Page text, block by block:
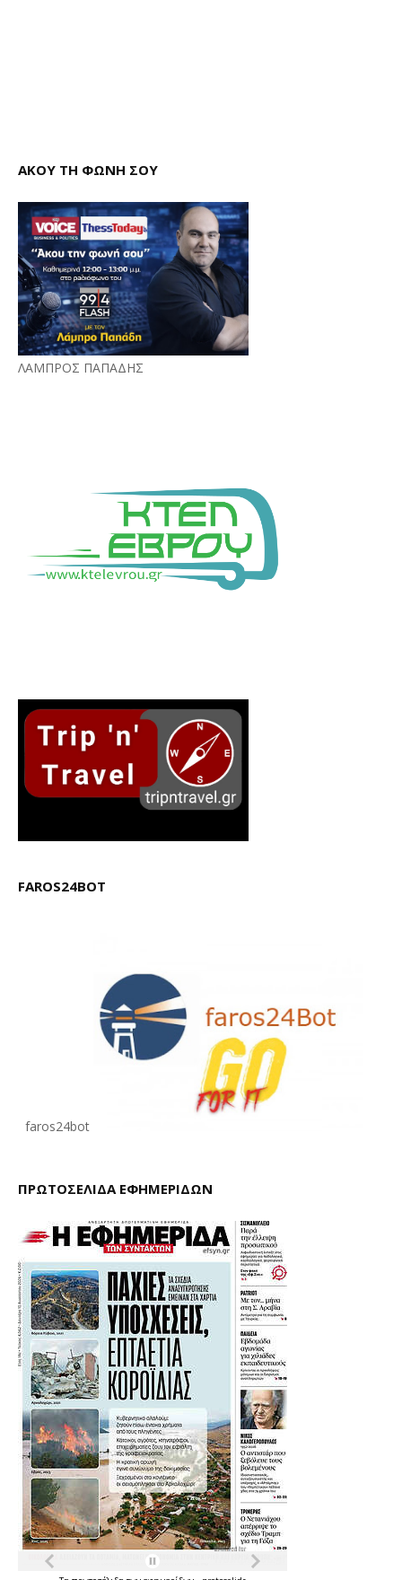
ΑΚΟΥ ΤΗ ΦΩΝΗ ΣΟΥ
ΛΑΜΠΡΟΣ ΠΑΠΑΔΗΣ
FAROS24BOT
faros24bot
ΠΡΩΤΟΣΕΛΙΔΑ ΕΦΗΜΕΡΙΔΩΝ